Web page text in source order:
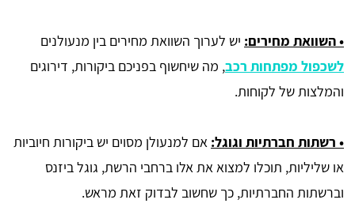
•השוואת מחירים: יש לערוך השוואת מחירים בין מנעולנים
לשכפול מפתחות רכב, מה שיחשוף בפניכם ביקורות, דירוגים
והמלצות של לקוחות.
• רשתות חברתיות וגוגל: אם למנעולן מסוים יש ביקורות חיוביות
או שליליות, תוכלו למצוא את אלו ברחבי הרשת, גוגל ביזנס
וברשתות החברתיות, כך שחשוב לבדוק זאת מראש.